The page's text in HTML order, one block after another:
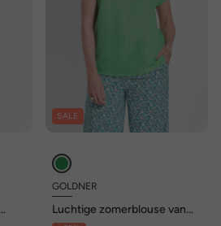
SALE
GOLDNER
Luchtige zomerblouse van
linnenmix